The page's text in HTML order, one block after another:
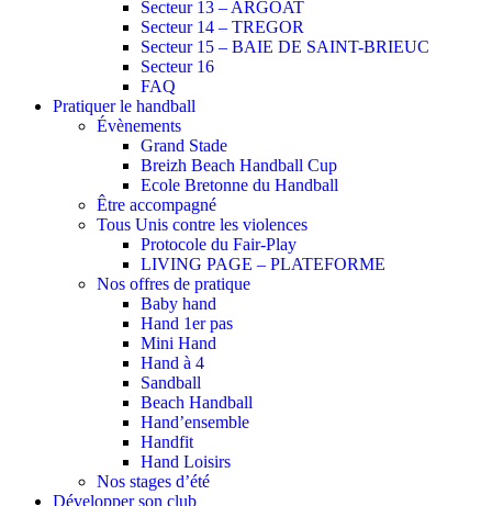
Secteur 13 – ARGOAT
Secteur 14 – TREGOR
Secteur 15 – BAIE DE SAINT-BRIEUC
Secteur 16
FAQ
Pratiquer le handball
Évènements
Grand Stade
Breizh Beach Handball Cup
Ecole Bretonne du Handball
Être accompagné
Tous Unis contre les violences
Protocole du Fair-Play
LIVING PAGE – PLATEFORME
Nos offres de pratique
Baby hand
Hand 1er pas
Mini Hand
Hand à 4
Sandball
Beach Handball
Hand’ensemble
Handfit
Hand Loisirs
Nos stages d’été
Développer son club